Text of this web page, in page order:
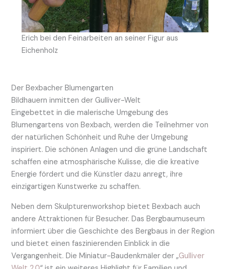
Erich bei den Feinarbeiten an seiner Figur aus
Eichenholz
Der Bexbacher Blumengarten
Bildhauern inmitten der Gulliver-Welt
Eingebettet in die malerische Umgebung des
Blumengartens von Bexbach, werden die Teilnehmer von
der natürlichen Schönheit und Ruhe der Umgebung
inspiriert. Die schönen Anlagen und die grüne Landschaft
schaffen eine atmosphärische Kulisse, die die kreative
Energie fördert und die Künstler dazu anregt, ihre
einzigartigen Kunstwerke zu schaffen.
Neben dem Skulpturenworkshop bietet Bexbach auch
andere Attraktionen für Besucher. Das Bergbaumuseum
informiert über die Geschichte des Bergbaus in der Region
und bietet einen faszinierenden Einblick in die
Vergangenheit. Die Miniatur-Baudenkmäler der „Gulliver